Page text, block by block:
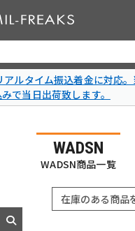
アルタイム振込着金に対応
で当日出荷致します。
WADSN
WADSN商品一覧